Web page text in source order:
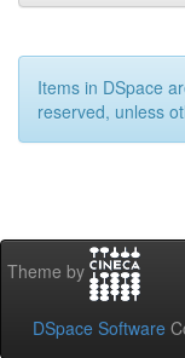
Items in DSpace
reserved, unless
Theme by
DSpace Software